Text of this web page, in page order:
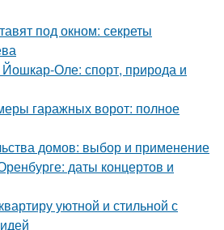
под окном: секреты
Оле: спорт, природа и
гаражных ворот: полное
домов: выбор и применение
даты концертов и
уютной и стильной с